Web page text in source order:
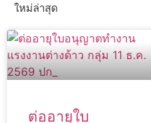
ใหม่ล่าสุด
ต่ออายุใบ